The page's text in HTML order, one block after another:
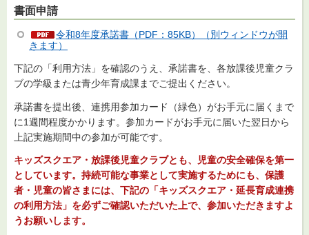
書面申請
令和8年度承諾書（PDF：85KB）（別ウィンドウが開
きます）
下記の「利用方法」を確認のうえ、承諾書を、各放課後児童クラ
ブの学級または青少年育成課までご提出ください。
承諾書を提出後、連携用参加カード（緑色）がお手元に届くまで
に1週間程度かかります。参加カードがお手元に届いた翌日から
上記実施期間中の参加が可能です。
キッズスクエア・放課後児童クラブとも、児童の安全確保を第一
としています。持続可能な事業として実施するためにも、保護
者・児童の皆さまには、下記の「キッズスクエア・延長育成連携
の利用方法 」を必ずご確認いただいた上で、参加いただきますよ
うお願いします。